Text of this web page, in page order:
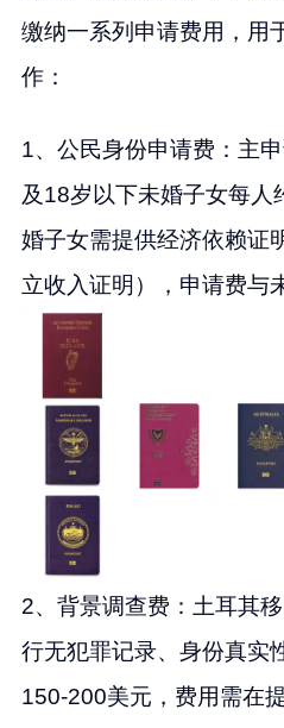
缴纳一系列申请费用，用
作：
1、公民身份申请费：主
及18岁以下未婚子女每
婚子女需提供经济依赖证
立收入证明），申请费与
2、背景调查费：土耳其
行无犯罪记录、身份真实
150-200美元，费用需在